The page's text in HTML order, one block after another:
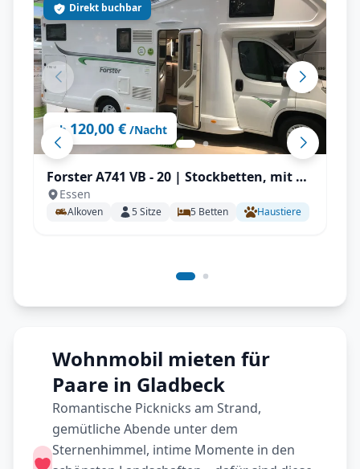
ab 120,00 € /Nacht
Direkt buchbar
Forster A741 VB - 20 | Stockbetten, mit TV
& SAT, Kinderzimmer
Essen
Alkoven 5Sitze 5 Betten Haustiere
Wohnmobil mieten für
Paare in Gladbeck
Romantische Picknicks am Strand,
gemütliche Abende unter dem
Sternenhimmel, intime Momente in den